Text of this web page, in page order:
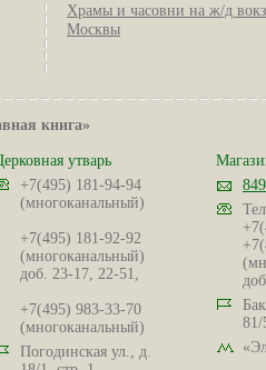
Храмы и часовни на ж/д
Москвы
книга»
утварь
+7(495) 181-94-94
(многоканальный)
+7(495) 181-92-92
(многоканальный)
доб. 23-17, 22-51,
+7(495) 983-33-70
(многоканальный)
Погодинская ул., д.
81/